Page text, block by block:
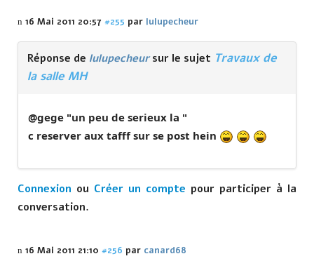
16 Mai 2011 20:57 #255 par lulupecheur
Réponse de lulupecheursur le sujet Travaux de
la salle MH
@gege "un peu de serieux la "
c reserver aux tafff sur se post hein
Connexion ou Créer un compte pour participer à la
conversation.
16 Mai 2011 21:10 #256 par canard68